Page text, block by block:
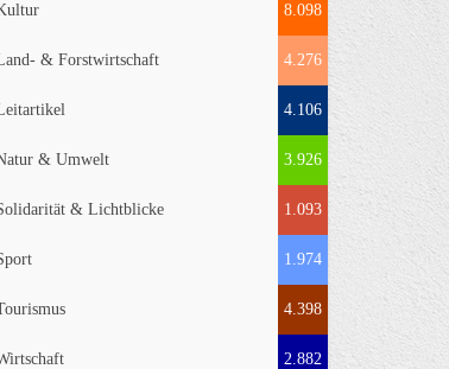
8.098
& Forstwirtschaft 4.276
4.106
& Umwelt 3.926
& Lichtblicke 1.093
1.974
4.398
2.882